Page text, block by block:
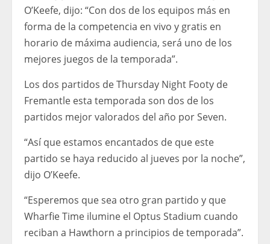
O’Keefe, dijo: “Con dos de los equipos más en
forma de la competencia en vivo y gratis en
horario de máxima audiencia, será uno de los
mejores juegos de la temporada”.
Los dos partidos de Thursday Night Footy de
Fremantle esta temporada son dos de los
partidos mejor valorados del año por Seven.
“Así que estamos encantados de que este
partido se haya reducido al jueves por la noche”,
dijo O’Keefe.
“Esperemos que sea otro gran partido y que
Wharfie Time ilumine el Optus Stadium cuando
reciban a Hawthorn a principios de temporada”.